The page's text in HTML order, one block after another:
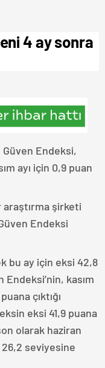
4 ay sonra
Güven Endeksi,
ayı için 0,9 puan
araştırma şirketi
Endeksi
bu ay için eksi 42,8
kasım
çıktığı
eksi 41,9 puana
olarak haziran
26,2 seviyesine